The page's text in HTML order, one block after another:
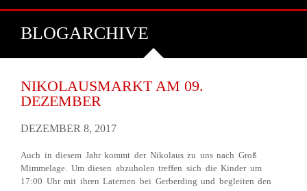
BLOGARCHIVE
NIKOLAUSMARKT AM 09.
DEZEMBER
DEZEMBER 8, 2017
Auch in diesem Jahr kommt der Nikolaus zu uns nach Groß
Mimmelage. Um diesen abzuholen treffen sich die Kinder um
17:00 Uhr mit ihren Laternen bei Gerberding und begleiten den